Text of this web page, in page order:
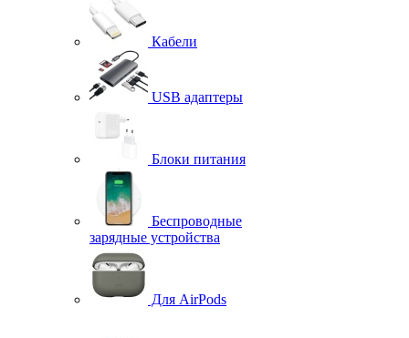
Кабели
USB адаптеры
Блоки питания
Беспроводные
зарядные устройства
Для AirPods